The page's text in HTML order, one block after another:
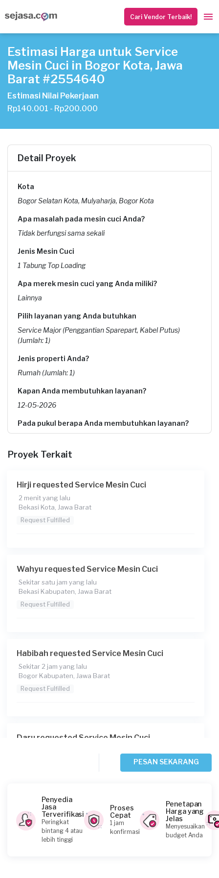
Cari Vendor Terbaik!
Estimasi Harga untuk Service
Mesin Cuci in Bogor Kota, Jawa
Barat #2554640
Estimasi Nilai Pekerjaan
Rp140.001 - Rp200.000
Detail Proyek
Kota
Bogor Selatan Kota, Mulyaharja, Bogor Kota
Apa masalah pada mesin cuci Anda?
Tidak berfungsi sama sekali
Jenis Mesin Cuci
1 Tabung Top Loading
Apa merek mesin cuci yang Anda miliki?
Lainnya
Pilih layanan yang Anda butuhkan
Service Major (Penggantian Sparepart, Kabel Putus)
(Jumlah: 1)
Jenis properti Anda?
Rumah (Jumlah: 1)
Kapan Anda membutuhkan layanan?
12-05-2026
Pada pukul berapa Anda membutuhkan layanan?
Berapa budget total untuk layanan ini?
Catatan
Proyek Terkait
Hirji requested Service Mesin Cuci
2 menit yang lalu
Bekasi Kota, Jawa Barat
Request Fulfilled
Wahyu requested Service Mesin Cuci
Sekitar satu jam yang lalu
Bekasi Kabupaten, Jawa Barat
Request Fulfilled
Habibah requested Service Mesin Cuci
Sekitar 2 jam yang lalu
Bogor Kabupaten, Jawa Barat
Request Fulfilled
Daru requested Service Mesin Cuci
Nicko Setyabudi requested Service Mesin Cuci
Sekitar 16 jam yang lalu
Depok, Jawa Barat
PESAN SEKARANG
Penyedia
Jasa
Terverifikasi
Peringkat
bintang 4 atau
lebih tinggi
Proses
Cepat
1 jam
konfirmasi
Penetapan
Harga yang
Jelas
Menyesuaikan
budget Anda